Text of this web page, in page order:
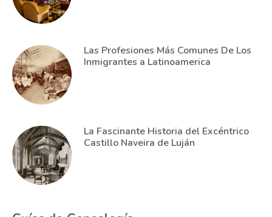
Las Profesiones Más Comunes De Los
Inmigrantes a Latinoamerica
La Fascinante Historia del Excéntrico
Castillo Naveira de Luján